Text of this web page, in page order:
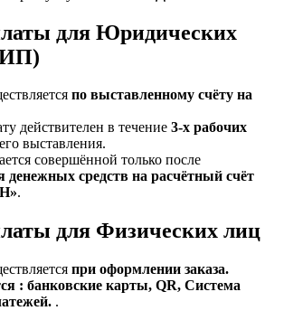
для Юридических
по выставленному счёту на
действителен в течение 3‑х рабочих
выставления.
совершённой только после
денежных средств на расчётный счёт
.
для Физических лиц
при оформлении заказа.
: банковские карты, QR, Система
.